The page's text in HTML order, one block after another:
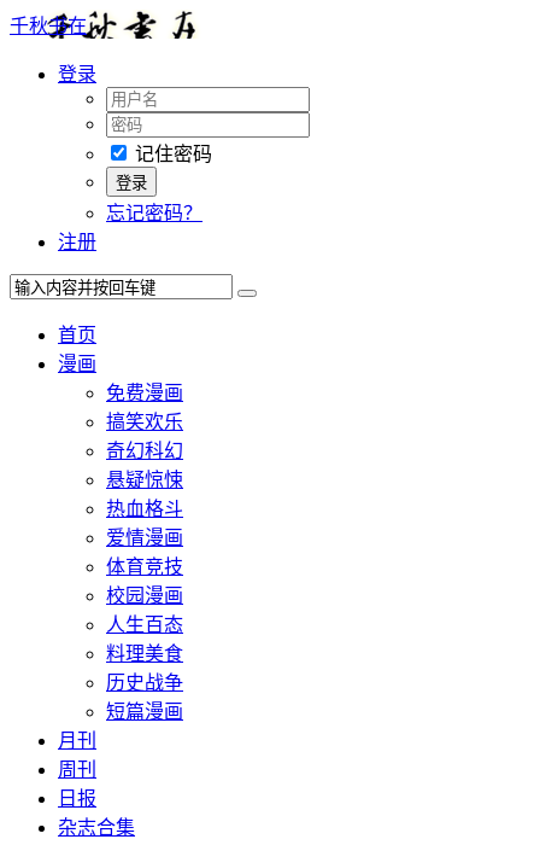
千秋书在
登录
记住密码
忘记密码？
注册
首页
漫画
免费漫画
搞笑欢乐
奇幻科幻
悬疑惊悚
热血格斗
爱情漫画
体育竞技
校园漫画
人生百态
料理美食
历史战争
短篇漫画
月刊
周刊
日报
杂志合集